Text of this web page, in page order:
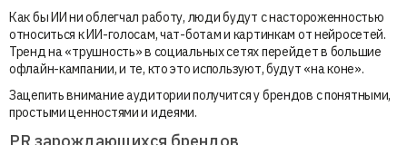
Как бы ИИ ни облегчал работу, люди будут с настороженностью
относиться к ИИ-голосам, чат-ботам и картинкам от нейросетей.
Тренд на «трушность» в социальных сетях перейдет в большие
офлайн-кампании, и те, кто это используют, будут «на коне».
Зацепить внимание аудитории получится у брендов с понятными,
простыми ценностями и идеями.